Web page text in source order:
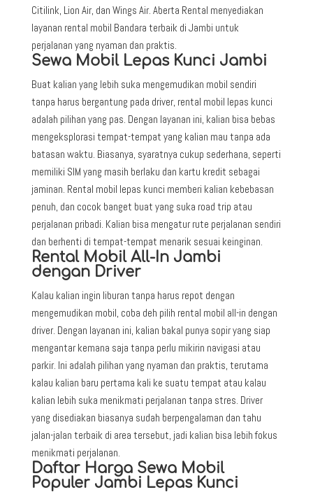
Citilink, Lion Air, dan Wings Air. Aberta Rental menyediakan
layanan rental mobil Bandara terbaik di Jambi untuk
perjalanan yang nyaman dan praktis.
Sewa Mobil Lepas Kunci Jambi
Buat kalian yang lebih suka mengemudikan mobil sendiri
tanpa harus bergantung pada driver, rental mobil lepas kunci
adalah pilihan yang pas. Dengan layanan ini, kalian bisa bebas
mengeksplorasi tempat-tempat yang kalian mau tanpa ada
batasan waktu. Biasanya, syaratnya cukup sederhana, seperti
memiliki SIM yang masih berlaku dan kartu kredit sebagai
jaminan. Rental mobil lepas kunci memberi kalian kebebasan
penuh, dan cocok banget buat yang suka road trip atau
perjalanan pribadi. Kalian bisa mengatur rute perjalanan sendiri
dan berhenti di tempat-tempat menarik sesuai keinginan.
Rental Mobil All-In Jambi
dengan Driver
Kalau kalian ingin liburan tanpa harus repot dengan
mengemudikan mobil, coba deh pilih rental mobil all-in dengan
driver. Dengan layanan ini, kalian bakal punya sopir yang siap
mengantar kemana saja tanpa perlu mikirin navigasi atau
parkir. Ini adalah pilihan yang nyaman dan praktis, terutama
kalau kalian baru pertama kali ke suatu tempat atau kalau
kalian lebih suka menikmati perjalanan tanpa stres. Driver
yang disediakan biasanya sudah berpengalaman dan tahu
jalan-jalan terbaik di area tersebut, jadi kalian bisa lebih fokus
menikmati perjalanan.
Daftar Harga Sewa Mobil
Populer Jambi Lepas Kunci